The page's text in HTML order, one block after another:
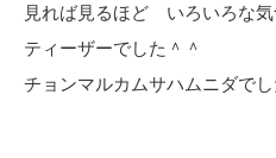
見れば見るほど いろいろな
ティーザーでした＾＾
チョンマルカムサハムニダで